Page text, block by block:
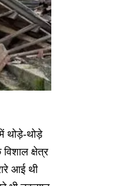
थोड़े-थोड़े
क्षेत्र
आई थी